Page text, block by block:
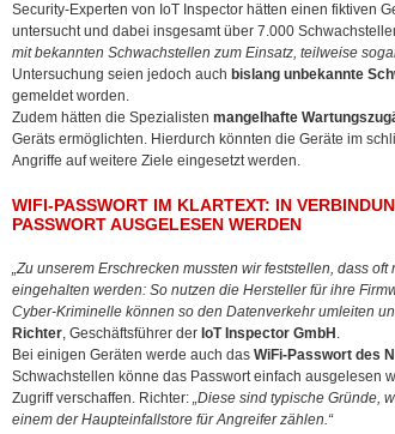
Security-Experten von IoT Inspector hätten einen fiktiven
untersucht und dabei insgesamt über 7.000
mit bekannten Schwachstellen zum Einsatz, teilweise
Untersuchung seien jedoch auch bislang unbekannte
gemeldet worden.
Zudem hätten die Spezialisten mangelhafte
Geräts ermöglichten. Hierdurch könnten die Geräte im
Angriffe auf weitere Ziele eingesetzt werden.
WIFI-PASSWORT IM KLARTEXT: IN
PASSWORT AUSGELESEN WERDEN
„Zu unserem Erschrecken mussten wir feststellen, dass
eingehalten werden: So nutzen die Hersteller für ihre
Cyber-Kriminelle können so den Datenverkehr umleiten
Richter, Geschäftsführer der IoT Inspector GmbH .
Bei einigen Geräten werde auch das WiFi-Passwort des
Schwachstellen könne das Passwort einfach ausgelesen
Zugriff verschaffen. Richter: „Diese sind typische Gründe,
einem der Haupteinfallstore für Angreifer zählen.“